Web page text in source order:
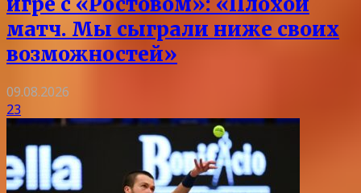
матч. Мы сыграли ниже своих
возможностей»
09.08.2026
23